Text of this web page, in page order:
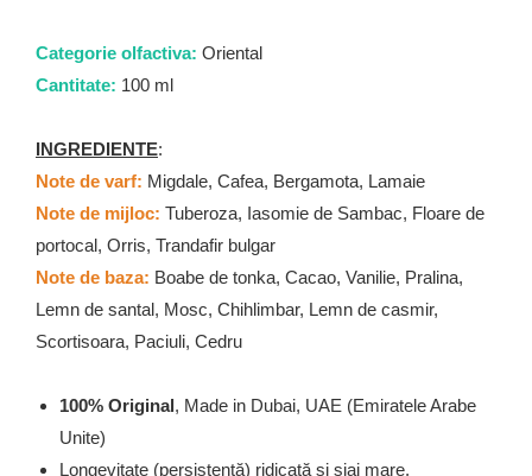
Categorie olfactiva: Oriental
Cantitate: 100 ml
INGREDIENTE:
Note de varf: Migdale, Cafea, Bergamota, Lamaie
Note de mijloc: Tuberoza, Iasomie de Sambac, Floare de
portocal, Orris, Trandafir bulgar
Note de baza: Boabe de tonka, Cacao, Vanilie, Pralina,
Lemn de santal, Mosc, Chihlimbar, Lemn de casmir,
Scortisoara, Paciuli, Cedru
100% Original, Made in Dubai, UAE (Emiratele Arabe
Unite)
Longevitate (persistență) ridicată și siaj mare.